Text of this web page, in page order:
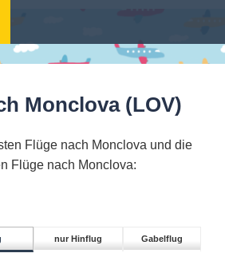
Monclova (LOV)
Flüge nach Monclova und die
Flüge nach Monclova:
nur Hinflug Gabelflug